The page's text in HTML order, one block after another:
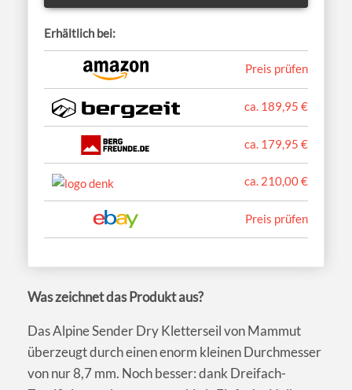
Erhältlich bei:
Preis prüfen
ca. 189,95 €
ca. 179,95 €
ca. 210,00 €
Preis prüfen
Was zeichnet das Produkt aus?
Das Alpine Sender Dry Kletterseil von Mammut
überzeugt durch einen enorm kleinen Durchmesser
von nur 8,7 mm. Noch besser: dank Dreifach-